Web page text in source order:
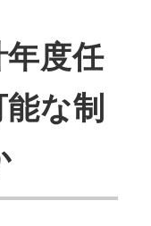
年度任
な制